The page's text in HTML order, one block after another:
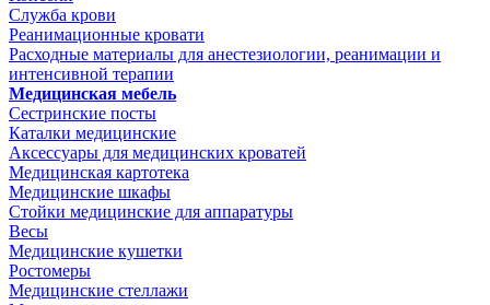
Служба крови
Реанимационные кровати
Расходные материалы для анестезиологии, реанимации и
интенсивной терапии
Медицинская мебель
Сестринские посты
Каталки медицинские
Аксессуары для медицинских кроватей
Медицинская картотека
Медицинские шкафы
Стойки медицинские для аппаратуры
Весы
Медицинские кушетки
Ростомеры
Медицинские стеллажи